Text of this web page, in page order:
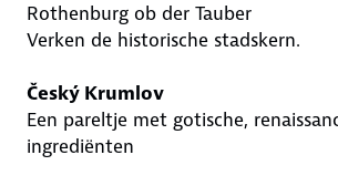
Rothenburg ob der Tauber
Verken de historische stadskern.
Český Krumlov
Een pareltje met gotische,
ingrediënten